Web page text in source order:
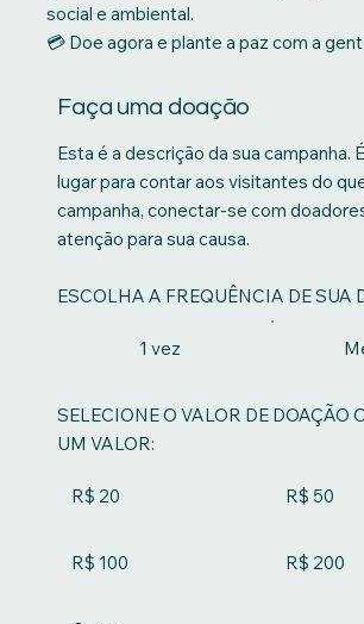
social e ambiental.
💳 Doe agora e plante a paz com a
Faça uma doação
Esta é a descrição da sua campanha.
lugar para contar aos visitantes do
campanha, conectar-se com
atenção para sua causa.
ESCOLHA A FREQUÊNCIA DE SUA
1 vez
SELECIONE O VALOR DE DOAÇÃO
UM VALOR:
R$ 20 R$ 50
R$ 100 R$ 200